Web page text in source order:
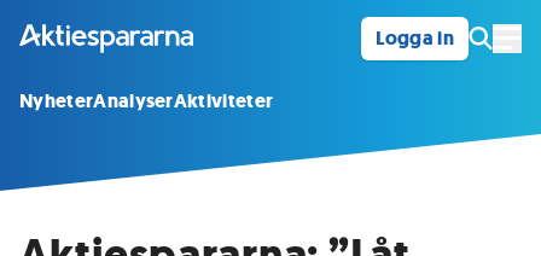
Logga in
NyheterAnalyserAktiviteter